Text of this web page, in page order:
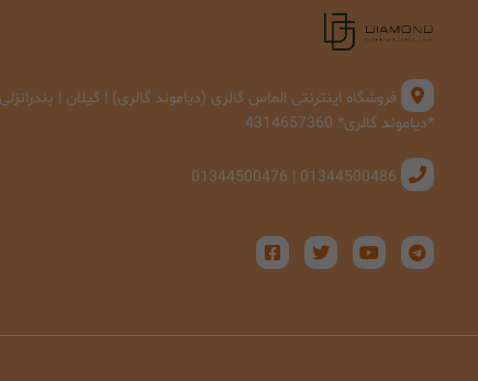
فروشگاه اینترنتی الماس گالری (دیاموند گالری) | گیلان |
*دیاموند گالری* 4314657360
01344500486 | 01344500476